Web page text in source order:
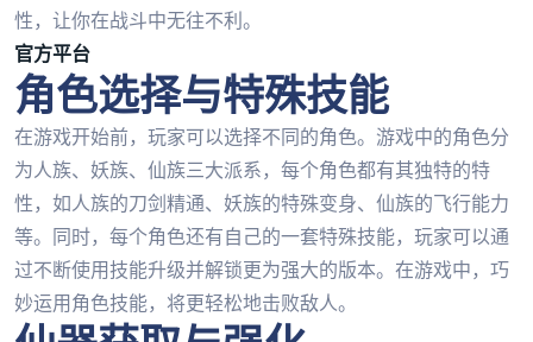
性，让你在战斗中无往不利。
官方平台
角色选择与特殊技能
在游戏开始前，玩家可以选择不同的角色。游戏中的角色分
为人族、妖族、仙族三大派系，每个角色都有其独特的特
性，如人族的刀剑精通、妖族的特殊变身、仙族的飞行能力
等。同时，每个角色还有自己的一套特殊技能，玩家可以通
过不断使用技能升级并解锁更为强大的版本。在游戏中，巧
妙运用角色技能，将更轻松地击败敌人。